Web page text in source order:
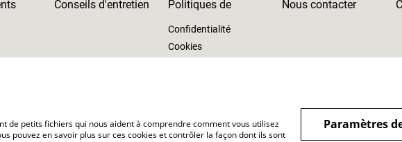
Conseils d'entretien Politiques de
Confidentialité
Cookies
Nous contacter
de petits fichiers qui nous aident à comprendre comment vous utilisez
pouvez en savoir plus sur ces cookies et contrôler la façon dont ils sont
Paramètres